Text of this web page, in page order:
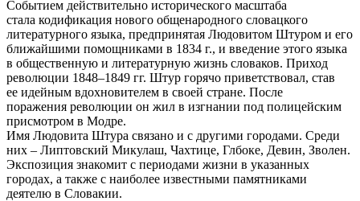
Событием действительно исторического масштаба
стала кодификация нового общенародного словацкого
литературного языка, предпринятая Людовитом Штуром и его
ближайшими помощниками в 1834 г., и введение этого языка
в общественную и литературную жизнь словаков. Приход
революции 1848–1849 гг. Штур горячо приветствовал, став
ее идейным вдохновителем в своей стране. После
поражения революции он жил в изгнании под полицейским
присмотром в Модре.
Имя Людовита Штура связано и с другими городами. Среди
них – Липтовский Микулаш, Чахтице, Глбоке, Девин, Зволен.
Экспозиция знакомит с периодами жизни в указанных
городах, а также с наиболее известными памятниками
деятелю в Словакии.